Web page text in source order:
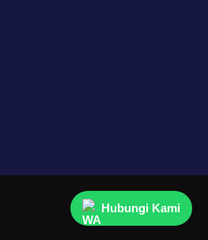
Hubungi Kami